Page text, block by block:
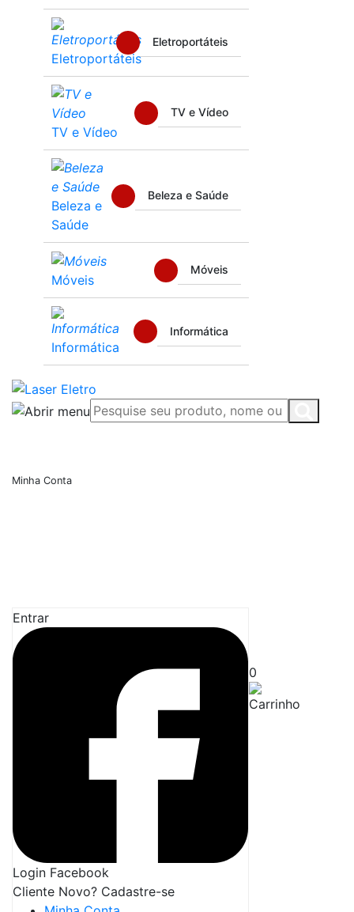
Eletroportáteis
Eletroportáteis
TV e Vídeo
TV e Vídeo
Beleza e
Saúde
Beleza e Saúde
Móveis
Móveis
Informática
Informática
Minha Conta
Entrar
Login Facebook
Cliente Novo? Cadastre-se
0